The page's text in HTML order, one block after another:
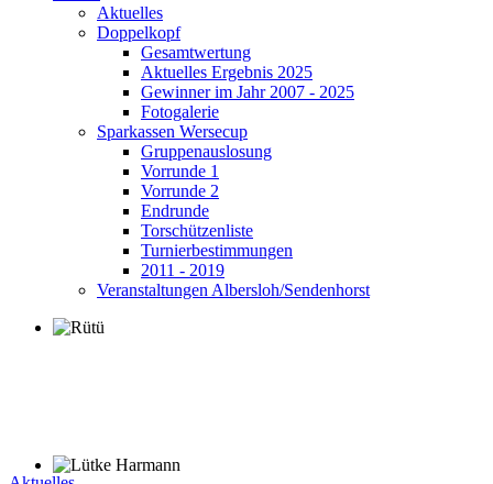
Aktuelles
Doppelkopf
Gesamtwertung
Aktuelles Ergebnis 2025
Gewinner im Jahr 2007 - 2025
Fotogalerie
Sparkassen Wersecup
Gruppenauslosung
Vorrunde 1
Vorrunde 2
Endrunde
Torschützenliste
Turnierbestimmungen
2011 - 2019
Veranstaltungen Albersloh/Sendenhorst